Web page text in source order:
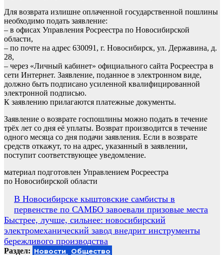
Для возврата излишне оплаченной государственной пошлины
необходимо подать заявление:
– в офисах Управления Росреестра по Новосибирской
области,
– по почте на адрес 630091, г. Новосибирск, ул. Державина, д.
28,
– через «Личный кабинет» официального сайта Росреестра в
сети Интернет. Заявление, поданное в электронном виде,
должно быть подписано усиленной квалифицированной
электронной подписью.
К заявлению прилагаются платежные документы.
Заявление о возврате госпошлины можно подать в течение
трёх лет со дня её уплаты. Возврат производится в течение
одного месяца со дня подачи заявления. Если в возврате
средств откажут, то на адрес, указанный в заявлении,
поступит соответствующее уведомление.
материал подготовлен Управлением Росреестра
по Новосибирской области
Навигация
по
записям
В Новосибирске кыштовские самбисты в
первенстве по САМБО завоевали призовые места
Быстрее, лучше, сильнее: новосибирский
электромеханический завод внедрит инструменты
бережливого производства
Раздел: Новости Общество